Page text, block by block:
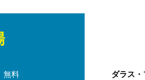
無料
ダラス